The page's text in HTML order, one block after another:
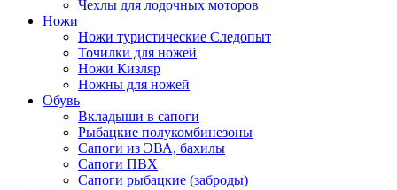
Чехлы для лодочных моторов
Ножи
Ножи туристические Следопыт
Точилки для ножей
Ножи Кизляр
Ножны для ножей
Обувь
Вкладыши в сапоги
Рыбацкие полукомбинезоны
Сапоги из ЭВА, бахилы
Сапоги ПВХ
Сапоги рыбацкие (заброды)